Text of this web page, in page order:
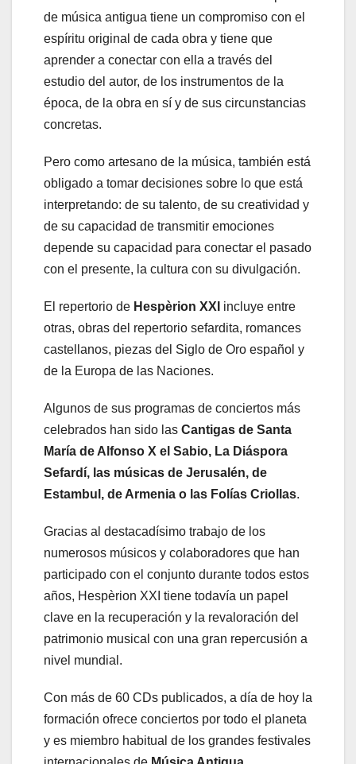
de música antigua tiene un compromiso con el
espíritu original de cada obra y tiene que
aprender a conectar con ella a través del
estudio del autor, de los instrumentos de la
época, de la obra en sí y de sus circunstancias
concretas.
Pero como artesano de la música, también está
obligado a tomar decisiones sobre lo que está
interpretando: de su talento, de su creatividad y
de su capacidad de transmitir emociones
depende su capacidad para conectar el pasado
con el presente, la cultura con su divulgación.
El repertorio de Hespèrion XXI incluye entre
otras, obras del repertorio sefardita, romances
castellanos, piezas del Siglo de Oro español y
de la Europa de las Naciones.
Algunos de sus programas de conciertos más
celebrados han sido las Cantigas de Santa
María de Alfonso X el Sabio, La Diáspora
Sefardí, las músicas de Jerusalén, de
Estambul, de Armenia o las Folías Criollas.
Gracias al destacadísimo trabajo de los
numerosos músicos y colaboradores que han
participado con el conjunto durante todos estos
años, Hespèrion XXI tiene todavía un papel
clave en la recuperación y la revaloración del
patrimonio musical con una gran repercusión a
nivel mundial.
Con más de 60 CDs publicados, a día de hoy la
formación ofrece conciertos por todo el planeta
y es miembro habitual de los grandes festivales